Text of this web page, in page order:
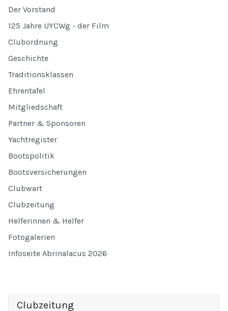
Der Vorstand
125 Jahre UYCWg - der Film
Clubordnung
Geschichte
Traditionsklassen
Ehrentafel
Mitgliedschaft
Partner & Sponsoren
Yachtregister
Bootspolitik
Bootsversicherungen
Clubwart
Clubzeitung
Helferinnen & Helfer
Fotogalerien
Infoseite Abrinalacus 2026
Clubzeitung